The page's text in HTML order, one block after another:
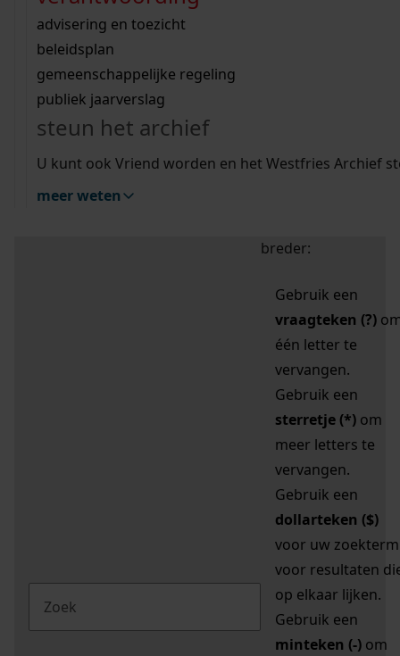
bouwvergunningen
omgevingsvergunningen
vergunningen
beeld en geluid
uitleg nodig?
Wij helpen u op weg met een aantal zoektips.
bekijk alle zoektips
Wij helpen u op weg met een aantal zoektips.
bekijk alle zoektips
bekijk ons geschiedenislokaal
advisering en toezicht
beleidsplan
gemeenschappelijke regeling
publiek jaarverslag
steun het archief
U kunt ook Vriend worden en het Westfries Archief
meer weten
zoektips
Mijn Studiezaal (inloggen)
uw zoekopdracht te
breder:
Gebruik een
vraagteken (?)
één letter te
vervangen.
Gebruik een
sterretje (*) om
meer letters te
vervangen.
Gebruik een
dollarteken ($)
voor uw zoekterm
voor resultaten
op elkaar lijken.
Gebruik een
minteken (-) om